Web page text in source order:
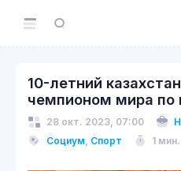
10-летний
чемпионом мира
28 окт. 2023, 07:00
Социум, Спорт 1